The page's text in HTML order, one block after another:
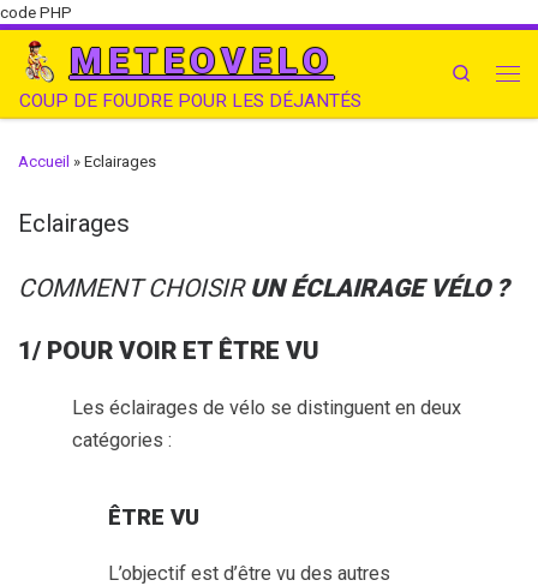
code PHP
METEOVELO
COUP DE FOUDRE POUR LES DÉJANTÉS
Search
Accueil » Eclairages
Eclairages
COMMENT CHOISIRUN ÉCLAIRAGE VÉLO ?
1/ POUR VOIR ET ÊTRE VU
Les éclairages de vélo se distinguent en deux
catégories :
ÊTRE VU
L’objectif est d’être vu des autres